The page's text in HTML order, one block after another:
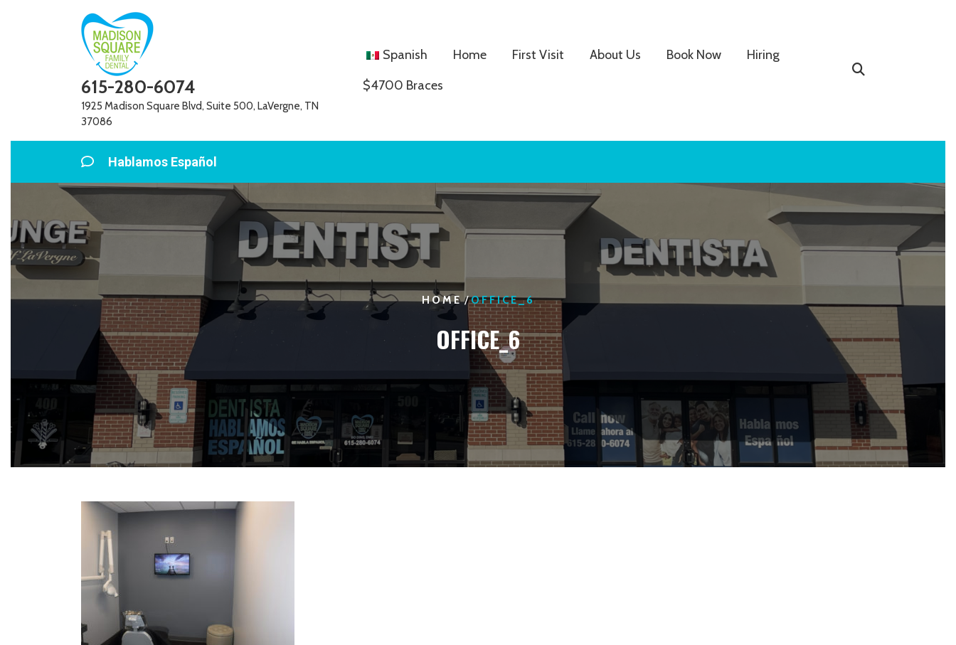
615-280-6074
1925 Madison Square Blvd, Suite 500, LaVergne, TN
37086
Spanish Home First Visit About Us Book Now
Hiring
$4700 Braces
Hablamos Español
HOME/OFFICE_6
OFFICE_6